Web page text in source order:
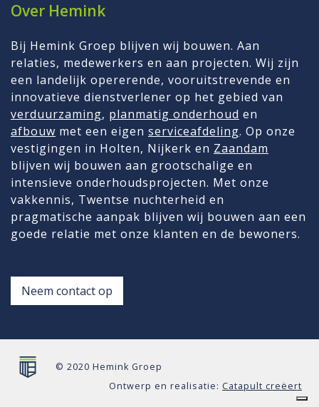
Over Hemink
Bij Hemink Groep blijven wij bouwen. Aan
relaties, medewerkers en aan projecten. Wij zijn
een landelijk opererende, vooruitstrevende en
innovatieve dienstverlener op het gebied van
verduurzaming, planmatig onderhoud en
afbouw met een eigen serviceafdeling. Op onze
vestigingen in Holten, Nijkerk en Zaandam
blijven wij bouwen aan grootschalige en
intensieve onderhoudsprojecten. Met onze
vakkennis, Twentse nuchterheid en
pragmatische aanpak blijven wij bouwen aan een
goede relatie met onze klanten en de bewoners.
Neem contact op
© 2020 Hemink Groep
Ontwerp en realisatie: Catapult creëert